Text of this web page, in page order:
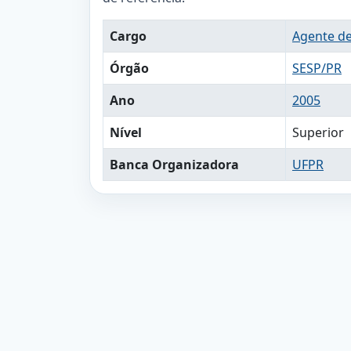
Cargo
Agente
Órgão
SESP/PR
Ano
2005
Nível
Superior
Banca Organizadora
UFPR